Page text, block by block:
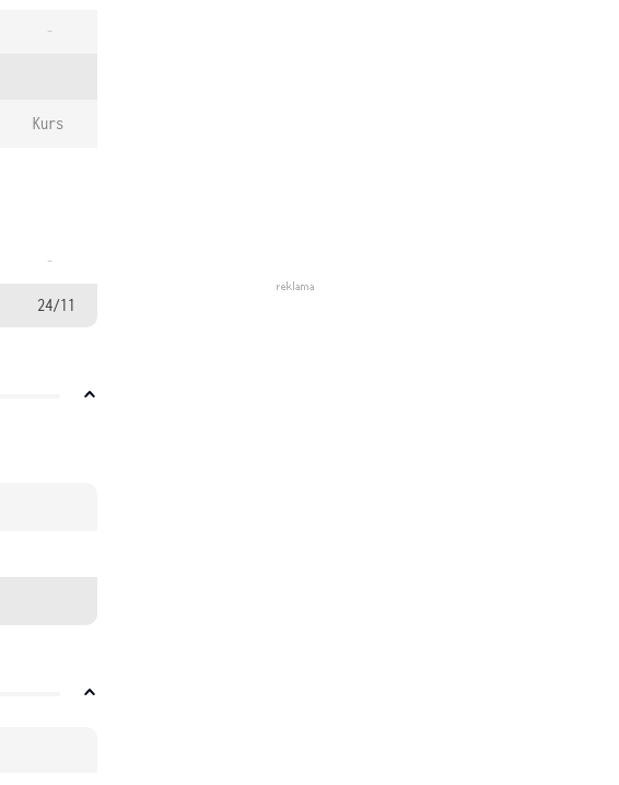
-
Kurs
-
24/11